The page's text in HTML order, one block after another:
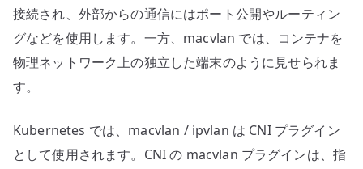
接続され、外部からの通信にはポート公開やルーティン
グなどを使用します。一方、macvlan では、コンテナを
物理ネットワーク上の独立した端末のように見せられま
す。
Kubernetes では、macvlan / ipvlan は CNI プラグイン
として使用されます。CNI の macvlan プラグインは、指